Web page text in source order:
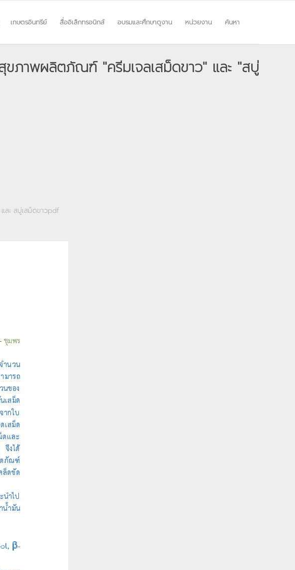
เกษตรอินทรีย์ สื่ออิเล็กทรอนิกส์ อบรมและศึกษาดูงาน หน่วยงาน ค้นหา
ขภาพผลิตภัณฑ์ "ครีมเจลเสม็ดขาว" และ "สบู่
ละ สบู่เสม็ดขาวpdf